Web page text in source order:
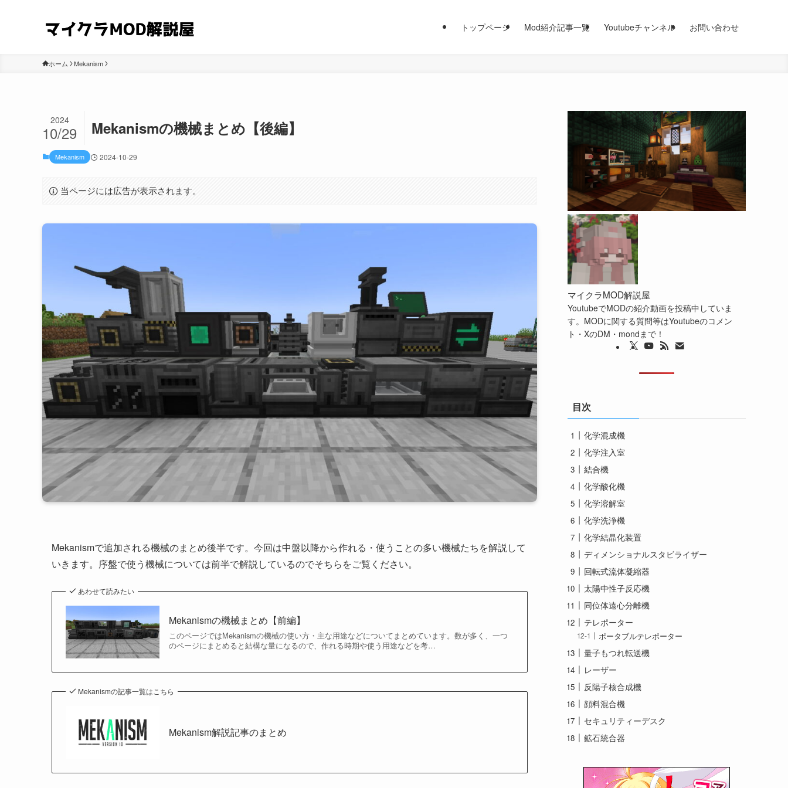
トップページ Mod紹介記事一覧 Youtubeチャンネル お問い合わせ
ホーム Mekanism
Mekanismの機械まとめ【後編】
2024
10/29
Mekanism 2024-10-29
当ページには広告が表示されます。
Mekanismで追加される機械のまとめ後半です。今回は中盤以降から作れる・使うことの多い機械たちを解説して
いきます。序盤で使う機械については前半で解説しているのでそちらをご覧ください。
あわせて読みたい
Mekanismの機械まとめ【前編】
このページではMekanismの機械の使い方・主な用途などについてまとめています。数が多く、一つ
のページにまとめると結構な量になるので、作れる時期や使う用途などを考…
Mekanismの記事一覧はこちら
Mekanism解説記事のまとめ
マイクラMOD解説屋
YoutubeでMODの紹介動画を投稿中していま
す。MODに関する質問等はYoutubeのコメン
ト・XのDM・mondまで！
目次
化学混成機
化学注入室
結合機
化学酸化機
化学溶解室
化学洗浄機
化学結晶化装置
ディメンショナルスタビライザー
回転式流体凝縮器
太陽中性子反応機
同位体遠心分離機
テレポーター
ポータブルテレポーター
量子もつれ転送機
レーザー
反陽子核合成機
顔料混合機
セキュリティーデスク
鉱石統合器